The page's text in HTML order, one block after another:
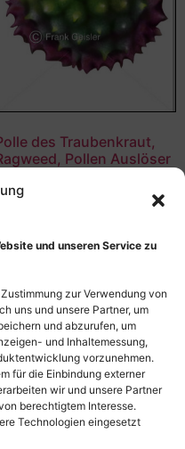
und unseren Service zu
zur Verwendung von
uns und unsere Partner, um
und abzurufen, um
und Inhaltemessung,
vorzunehmen.
für die Einbindung externer
wir und unsere Partner
berechtigtem Interesse.
Technologien eingesetzt
des Traubenkraut,
Pollen Auslöser